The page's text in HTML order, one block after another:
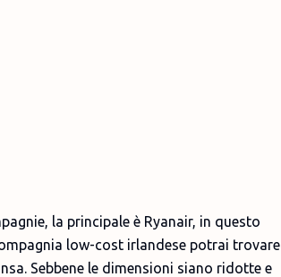
la principale è Ryanair, in questo
low-cost irlandese potrai trovare
Sebbene le dimensioni siano ridotte e